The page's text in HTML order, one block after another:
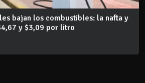
bajan los combustibles: la nafta y
y $3,09 por litro